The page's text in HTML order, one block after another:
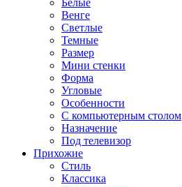
Белые
Венге
Светлые
Темные
Размер
Мини стенки
Форма
Угловые
Особенности
С компьютерным столом
Назначение
Под телевизор
Прихожие
Стиль
Классика